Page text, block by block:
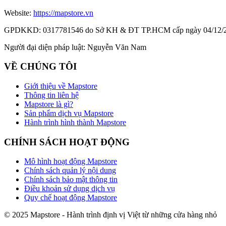
Website: https://mapstore.vn
GPDKKD: 0317781546 do Sở KH & ĐT TP.HCM cấp ngày 04/12/
Người đại diện pháp luật: Nguyễn Văn Nam
VỀ CHÚNG TÔI
Giới thiệu về Mapstore
Thông tin liên hệ
Mapstore là gì?
Sản phẩm dịch vụ Mapstore
Hành trình hình thành Mapstore
CHÍNH SÁCH HOẠT ĐỘNG
Mô hình hoạt động Mapstore
Chính sách quản lý nội dung
Chính sách bảo mật thông tin
Điều khoản sử dụng dịch vụ
Quy chế hoạt động Mapstore
© 2025 Mapstore - Hành trình định vị Việt từ những cửa hàng nhỏ